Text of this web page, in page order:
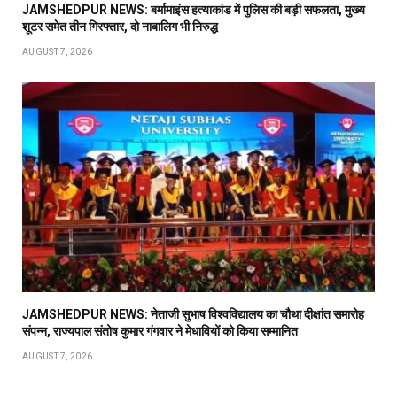
JAMSHEDPUR NEWS: बर्मामाइंस हत्याकांड में पुलिस की बड़ी सफलता, मुख्य
शूटर समेत तीन गिरफ्तार, दो नाबालिग भी निरुद्ध
AUGUST 7, 2026
JAMSHEDPUR NEWS: नेताजी सुभाष विश्वविद्यालय का चौथा दीक्षांत समारोह
संपन्न, राज्यपाल संतोष कुमार गंगवार ने मेधावियों को किया सम्मानित
AUGUST 7, 2026